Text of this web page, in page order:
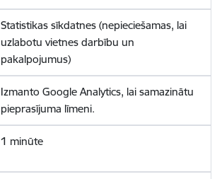
Statistikas sīkdatnes (nepieciešamas, lai
uzlabotu vietnes darbību un
pakalpojumus)
Izmanto Google Analytics, lai samazinātu
pieprasījuma līmeni.
1 minūte